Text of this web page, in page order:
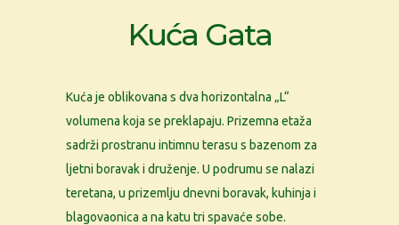
Kuća Gata
Kuća je oblikovana s dva horizontalna „L“
volumena koja se preklapaju. Prizemna etaža
sadrži prostranu intimnu terasu s bazenom za
ljetni boravak i druženje. U podrumu se nalazi
teretana, u prizemlju dnevni boravak, kuhinja i
blagovaonica a na katu tri spavaće sobe.